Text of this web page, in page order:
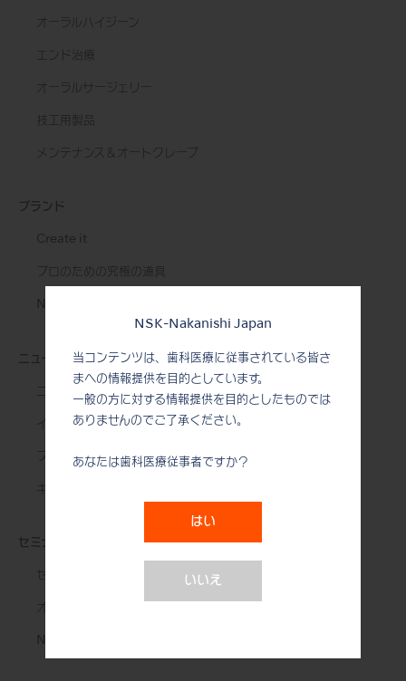
NSK-Nakanishi Japan
当コンテンツは、歯科医療に従事されている皆さ
まへの情報提供を目的としています。
一般の方に対する情報提供を目的としたものでは
ありませんのでご了承ください。
あなたは歯科医療従事者ですか？
はい
いいえ
オーラルハイジーン
エンド治療
オーラルサージェリー
技工用製品
メンテナンス＆オートクレーブ
ブランド
Create it
プロのための究極の道具
NSK STUDIO
ニュース&イベント
ニュース
イベント
フォトギャラリー
キャンペーン
セミナー
セミナー
オンラインプライベートセミナー
NSK ビデオセミナー